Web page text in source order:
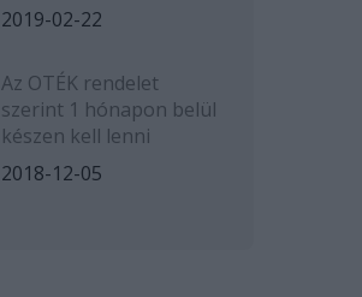
2019-02-22
Az OTÉK rendelet
szerint 1 hónapon belül
készen kell lenni
2018-12-05